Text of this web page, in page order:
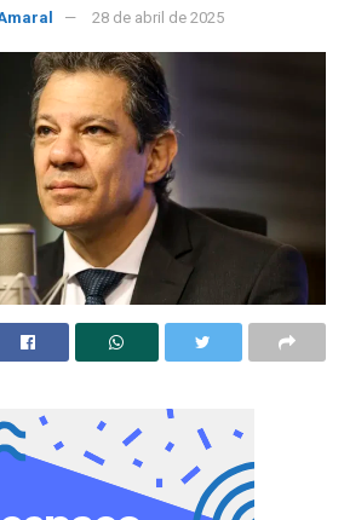
28 de abril de 2025